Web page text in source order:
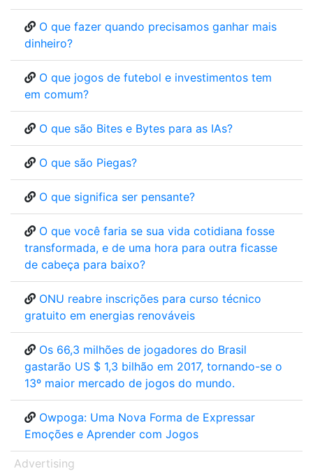
O que fazer quando precisamos ganhar mais
dinheiro?
O que jogos de futebol e investimentos tem
em comum?
O que são Bites e Bytes para as IAs?
O que são Piegas?
O que significa ser pensante?
O que você faria se sua vida cotidiana fosse
transformada, e de uma hora para outra ficasse
de cabeça para baixo?
ONU reabre inscrições para curso técnico
gratuito em energias renováveis
Os 66,3 milhões de jogadores do Brasil
gastarão US $ 1,3 bilhão em 2017, tornando-se o
13º maior mercado de jogos do mundo.
Owpoga: Uma Nova Forma de Expressar
Emoções e Aprender com Jogos
Advertising